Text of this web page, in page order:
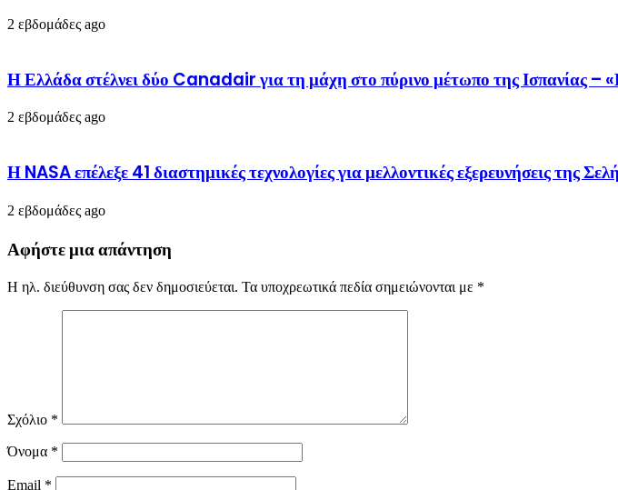
2 εβδομάδες ago
Η Ελλάδα στέλνει δύο Canadair για τη μάχη στο πύρινο μέτωπο της Ισπανίας –
2 εβδομάδες ago
Η NASA επέλεξε 41 διαστημικές τεχνολογίες για μελλοντικές εξερευνήσεις της
2 εβδομάδες ago
Αφήστε μια απάντηση
Η ηλ. διεύθυνση σας δεν δημοσιεύεται. Τα υποχρεωτικά πεδία σημειώνονται με *
Σχόλιο *
Όνομα *
Email *